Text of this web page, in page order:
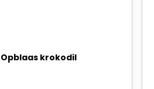
Opblaas krokodil